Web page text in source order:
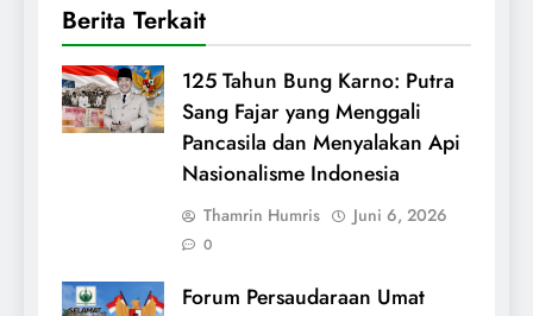
Berita Terkait
125 Tahun Bung Karno: Putra
Sang Fajar yang Menggali
Pancasila dan Menyalakan Api
Nasionalisme Indonesia
Thamrin Humris Juni 6, 2026
0
Forum Persaudaraan Umat